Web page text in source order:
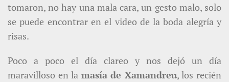
tomaron, no hay una mala cara, un gesto malo, solo
se puede encontrar en el video de la boda alegría y
risas.
Poco a poco el día clareo y nos dejó un día
maravilloso en la masía de Xamandreu, los recién